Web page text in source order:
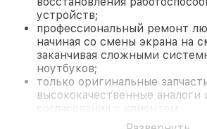
устройств;
профессиональный ремонт
начиная со смены экрана на
заканчивая сложными
ноутбуков;
только оригинальные
высококачественные аналоги
согласования с клиентом.
На все работы и замененные